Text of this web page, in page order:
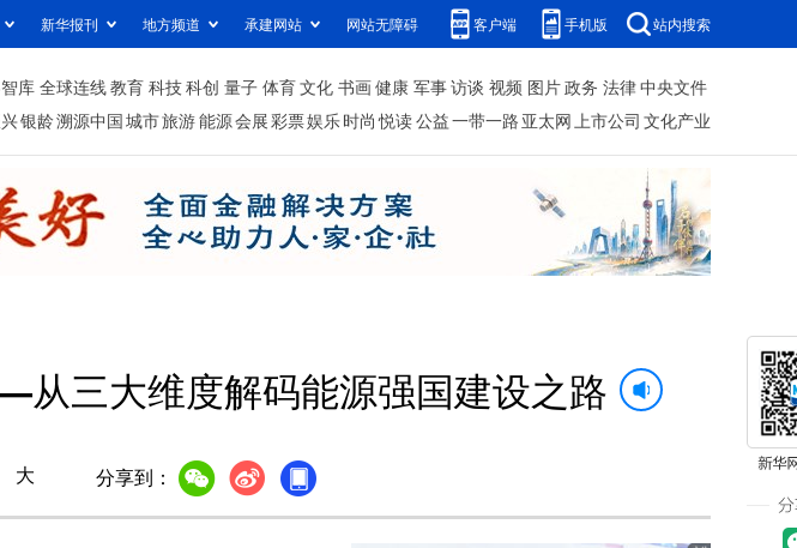
新华报刊 地方频道 承建网站 网站无障碍 客户端 手机版 站内搜索
库 全球连线教育 科技科创 量子 体育文化 书画健康 军事访谈 视频 图片政务 法律中央文件
银龄溯源中国城市旅游能源会展彩票娱乐时尚 悦读公益一带一路 亚太网上市公司 文化产业
三大维度解码能源强国建设之路
大 分享到：